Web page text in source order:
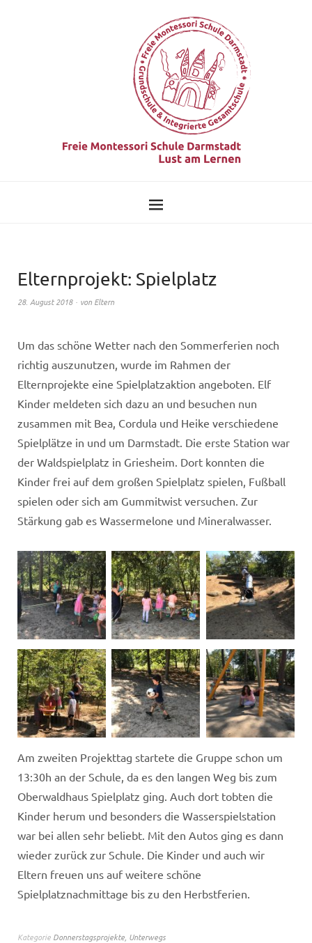
Elternprojekt: Spielplatz
28. August 2018 von Eltern
Um das schöne Wetter nach den Sommerferien noch
richtig auszunutzen, wurde im Rahmen der
Elternprojekte eine Spielplatzaktion angeboten. Elf
Kinder meldeten sich dazu an und besuchen nun
zusammen mit Bea, Cordula und Heike verschiedene
Spielplätze in und um Darmstadt. Die erste Station war
der Waldspielplatz in Griesheim. Dort konnten die
Kinder frei auf dem großen Spielplatz spielen, Fußball
spielen oder sich am Gummitwist versuchen. Zur
Stärkung gab es Wassermelone und Mineralwasser.
Am zweiten Projekttag startete die Gruppe schon um
13:30h an der Schule, da es den langen Weg bis zum
Oberwaldhaus Spielplatz ging. Auch dort tobten die
Kinder herum und besonders die Wasserspielstation
war bei allen sehr beliebt. Mit den Autos ging es dann
wieder zurück zur Schule. Die Kinder und auch wir
Eltern freuen uns auf weitere schöne
Spielplatznachmittage bis zu den Herbstferien.
Kategorie Donnerstagsprojekte Unterwegs